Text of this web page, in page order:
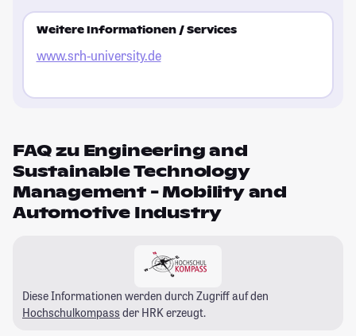
Weitere Informationen / Services
www.srh-university.de
FAQ zu Engineering and
Sustainable Technology
Management - Mobility and
Automotive Industry
Diese Informationen werden durch Zugriff auf den
Hochschulkompass der HRK erzeugt.